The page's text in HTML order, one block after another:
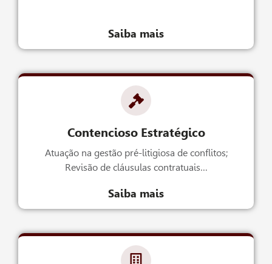
Saiba mais
Contencioso Estratégico
Atuação na gestão pré-litigiosa de conflitos;
Revisão de cláusulas contratuais…
Saiba mais